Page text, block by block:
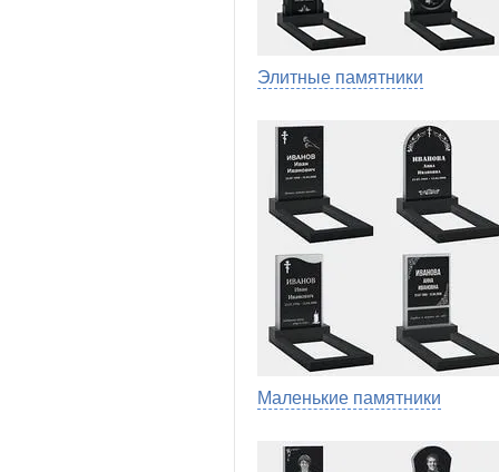
Элитные памятники
Маленькие памятники